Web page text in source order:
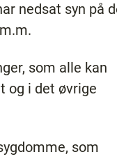
nedsat syn på
som alle kan
og i det øvrige
som